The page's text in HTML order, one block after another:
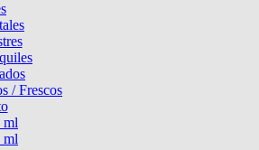
/ Frescos
ml
ml